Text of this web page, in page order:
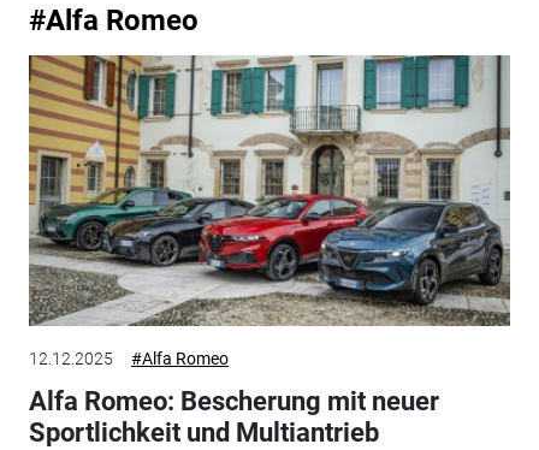
#Alfa Romeo
12.12.2025 #Alfa Romeo
Alfa Romeo: Bescherung mit neuer
Sportlichkeit und Multiantrieb